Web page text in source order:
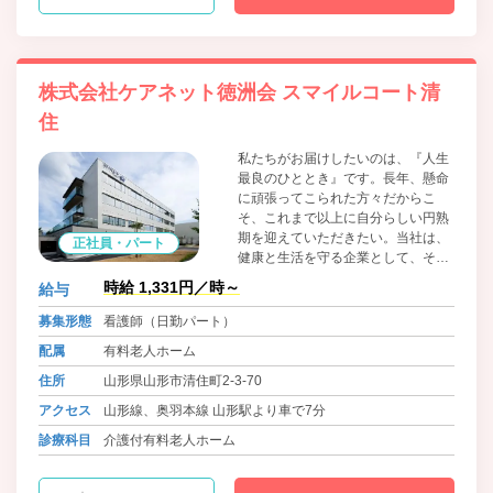
株式会社ケアネット徳洲会 スマイルコート清
住
正社員・パート
私たちがお届けしたいのは、『人生
最良のひととき』です。長年、懸命
に頑張ってこられた方々だからこ
そ、これまで以上に自分らしい円熟
期を迎えていただきたい。当社は、
健康と生活を守る企業として、その
合企業です。『生命だけは平等だ』
しい豊かさを追求していきます。看
経験を基盤に活躍頂きたいと思いま
す。
給与 時給 1,331円／時～
募集形態
看護師（日勤パート）
配属
有料老人ホーム
住所
山形県山形市清住町2-3-70
アクセス
山形線、奥羽本線 山形駅より車で7分
診療科目
介護付有料老人ホーム